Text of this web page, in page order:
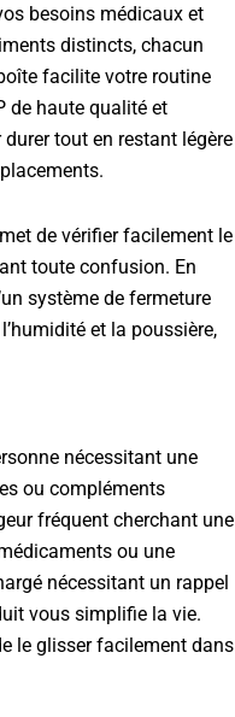
besoins médicaux et
distincts, chacun
facilite votre routine
de haute qualité et
tout en restant légère
de vérifier facilement le
toute confusion. En
système de fermeture
et la poussière,
nécessitant une
ou compléments
fréquent cherchant une
ou une
nécessitant un rappel
vous simplifie la vie.
le glisser facilement dans